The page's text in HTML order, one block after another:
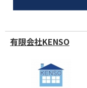
有限会社KENSO